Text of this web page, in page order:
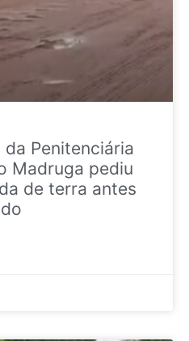
Penitenciária
Madruga pediu
de terra antes